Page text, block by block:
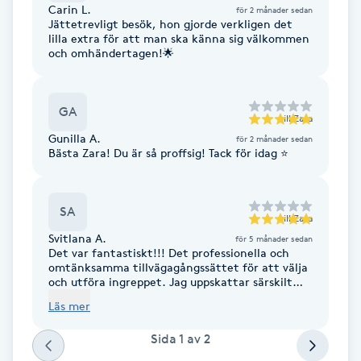
Dermapen
Diamantslipning
Extensions
Extensions borttagning
Eyeliner-tatuering
Carin L. för 2 månader sedan
Jättetrevligt besök, hon gjorde verkligen det
lilla extra för att man ska känna sig välkommen
och omhändertagen!🌟
GA till Zara
Gunilla A. för 2 månader sedan
Bästa Zara! Du är så proffsig! Tack för idag ⭐️
SA till Zara
Svitlana A. för 5 månader sedan
Det var fantastiskt!!! Det professionella och
omtänksamma tillvägagångssättet för att välja
och utföra ingreppet. Jag uppskattar särskilt
atmosfär. Jag skulle gärna komma tillbaka igen
alla.
Läs mer
Sida 1 av 2